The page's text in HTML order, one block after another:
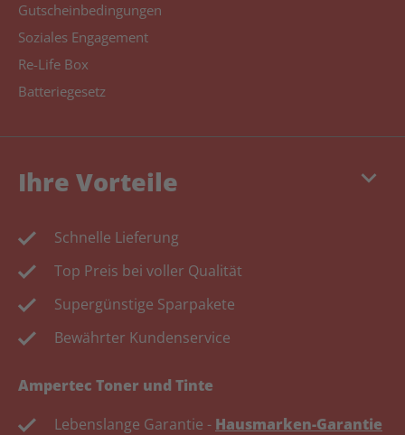
Gutscheinbedingungen
Soziales Engagement
Re-Life Box
Batteriegesetz
keyboard_arrow_down
Ihre Vorteile
Schnelle Lieferung
Top Preis bei voller Qualität
Supergünstige Sparpakete
Bewährter Kundenservice
Ampertec Toner und Tinte
Lebenslange Garantie - Hausmarken-Garantie